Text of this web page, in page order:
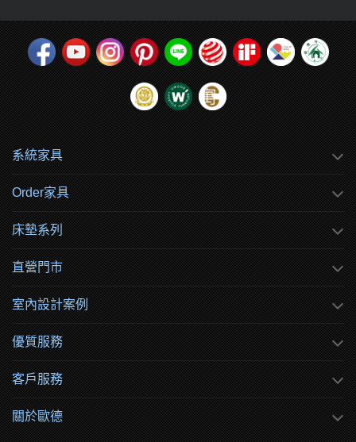
系統家具
Order家具
床墊系列
直營門市
室內設計案例
優質服務
客戶服務
關於歐德